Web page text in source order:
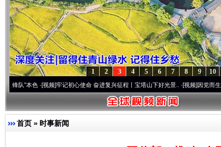
10
9
8
7
6
5
4
3
2
1
·[视频]牢记初心使命 奋进复兴征程丨宝塔山下好光景..·[视频]因党而生 为党而战
首页 » 时事新闻